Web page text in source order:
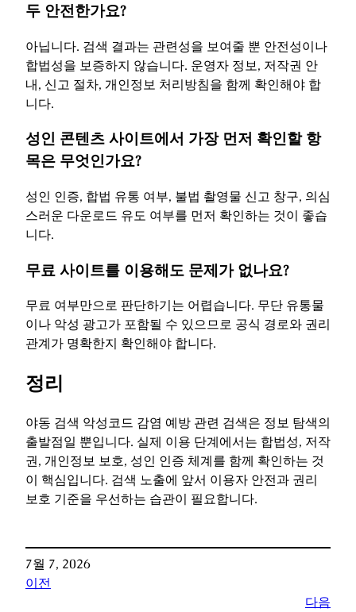
두 안전한가요?
아닙니다. 검색 결과는 관련성을 보여줄 뿐 안전성이나
합법성을 보증하지 않습니다. 운영자 정보, 저작권 안
내, 신고 절차, 개인정보 처리방침을 함께 확인해야 합
니다.
성인 콘텐츠 사이트에서 가장 먼저 확인할 항
목은 무엇인가요?
성인 인증, 합법 유통 여부, 불법 촬영물 신고 창구, 의심
스러운 다운로드 유도 여부를 먼저 확인하는 것이 좋습
니다.
무료 사이트를 이용해도 문제가 없나요?
무료 여부만으로 판단하기는 어렵습니다. 무단 유통물
이나 악성 광고가 포함될 수 있으므로 공식 경로와 권리
관계가 명확한지 확인해야 합니다.
정리
야동 검색 악성코드 감염 예방 관련 검색은 정보 탐색의
출발점일 뿐입니다. 실제 이용 단계에서는 합법성, 저작
권, 개인정보 보호, 성인 인증 체계를 함께 확인하는 것
이 핵심입니다. 검색 노출에 앞서 이용자 안전과 권리
보호 기준을 우선하는 습관이 필요합니다.
7월 7, 2026
이전
다음